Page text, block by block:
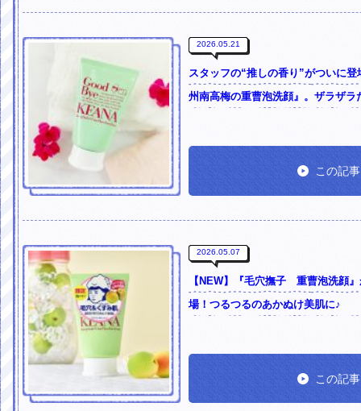
2026.05.21
スタッフの“推しの香り”がついに
州南高梅の重曹泡洗顔』。ザラザラ
この記
2026.05.07
【NEW】『毛穴撫子 重曹泡洗顔
場！つるつるのあかぬけ美肌に♪
この記